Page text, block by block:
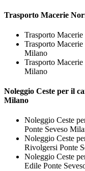
Trasporto Macerie
Trasporto
Trasporto
Milano
Trasporto
Milano
Noleggio Ceste per il
Milano
Noleggio Ceste
Ponte Seveso
Noleggio Ceste
Rivolgersi Ponte
Noleggio Ceste
Edile Ponte